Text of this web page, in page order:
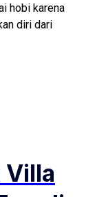
hobi karena
diri dari
Villa